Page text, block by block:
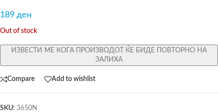
189 ден
Out of stock
ИЗВЕСТИ МЕ КОГА ПРОИЗВОДОТ ЌЕ БИДЕ ПОВТОРНО НА
ЗАЛИХА
Compare Add to wishlist
SKU: 3650N